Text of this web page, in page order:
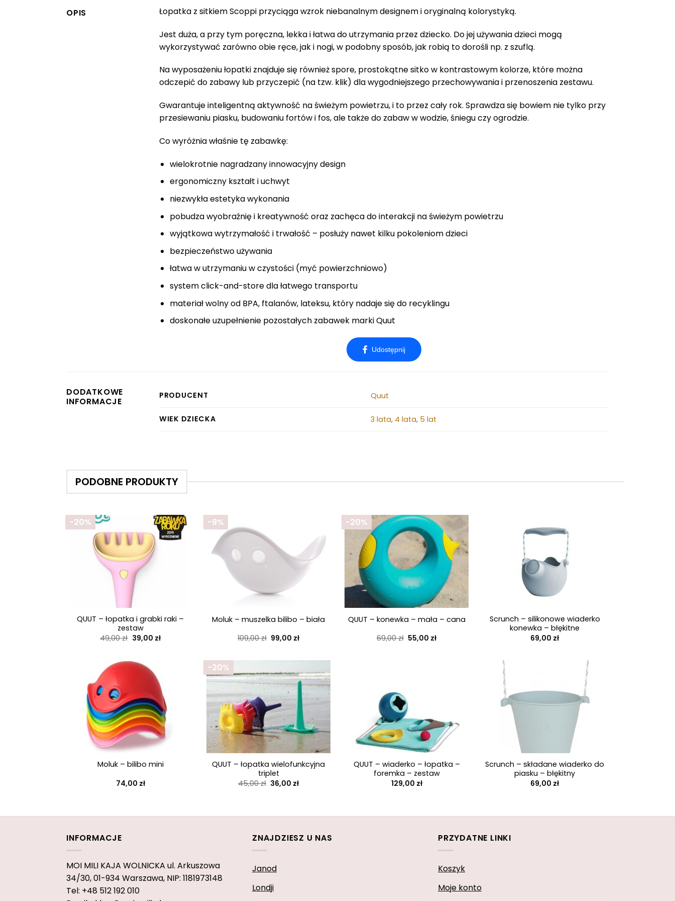
9
,
0
0
z
ł
.
z
ł
.
OPIS
Łopatka z sitkiem Scoppi przyciąga wzrok niebanalnym designem i oryginalną kolorystyką.
Jest duża, a przy tym poręczna, lekka i łatwa do utrzymania przez dziecko. Do jej używania dzieci mogą
wykorzystywać zarówno obie ręce, jak i nogi, w podobny sposób, jak robią to dorośli np. z szuflą.
Na wyposażeniu łopatki znajduje się również spore, prostokątne sitko w kontrastowym kolorze, które można
odczepić do zabawy lub przyczepić (na tzw. klik) dla wygodniejszego przechowywania i przenoszenia zestawu.
Gwarantuje inteligentną aktywność na świeżym powietrzu, i to przez cały rok. Sprawdza się bowiem nie tylko przy
przesiewaniu piasku, budowaniu fortów i fos, ale także do zabaw w wodzie, śniegu czy ogrodzie.
Co wyróżnia właśnie tę zabawkę:
wielokrotnie nagradzany innowacyjny design
ergonomiczny kształt i uchwyt
niezwykła estetyka wykonania
pobudza wyobraźnię i kreatywność oraz zachęca do interakcji na świeżym powietrzu
wyjątkowa wytrzymałość i trwałość – posłuży nawet kilku pokoleniom dzieci
bezpieczeństwo używania
łatwa w utrzymaniu w czystości (myć powierzchniowo)
system click-and-store dla łatwego transportu
materiał wolny od BPA, ftalanów, lateksu, który nadaje się do recyklingu
doskonałe uzupełnienie pozostałych zabawek marki Quut
DODATKOWE
INFORMACJE
PRODUCENT Quut
WIEK DZIECKA 3 lata, 4 lata, 5 lat
-20%
QUUT – łopatka i grabki raki –
zestaw
49,00zł Pierwotna
cena
49,00 zł.
39,00 złAktualna
-9%
Moluk – muszelka bilibo – biała
109,00zł Pierwotna
cena
109,00 zł.
99,00 złAktualna
99,00 zł.
-20%
QUUT – konewka – mała – cana
69,00zł Pierwotna
cena
55,00 złAktualna
Scrunch – silikonowe wiaderko
konewka – błękitne
69,00 zł
Moluk – bilibo mini
74,00 zł
-20%
+
QUUT – łopatka wielofunkcyjna
triplet
45,00zł Pierwotna
cena
36,00 złAktualna
+
QUUT – wiaderko – łopatka –
foremka – zestaw
129,00 zł
Scrunch – składane wiaderko do
piasku – błękitny
69,00 zł
PODOBNE PRODUKTY
INFORMACJE
MOI MILI KAJA WOLNICKA ul. Arkuszowa
34/30,01-934 Warszawa, NIP: 1181973148
Tel: +48 512 192 010
ZNAJDZIESZ U NAS
Janod
Londji
PRZYDATNE LINKI
Koszyk
Moje konto